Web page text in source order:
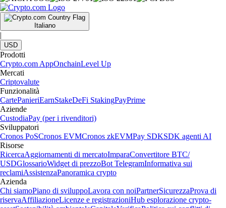
Italiano
|
USD
Prodotti
Crypto.com AppOnchainLevel Up
Mercati
Criptovalute
Funzionalità
CartePanieriEarnStakeDeFi StakingPayPrime
Aziende
CustodiaPay (per i rivenditori)
Sviluppatori
Cronos PoSCronos EVMCronos zkEVMPay SDKSDK agenti AI
Risorse
RicercaAggiornamenti di mercatoImparaConvertitore BTC/
USDGlossarioWidget di prezzoBot TelegramInformativa sui
reclamiAssistenzaPanoramica crypto
Azienda
Chi siamoPiano di sviluppoLavora con noiPartnerSicurezzaProva di
riservaAffiliazioneLicenze e registrazioniHub esplorazione crypto-